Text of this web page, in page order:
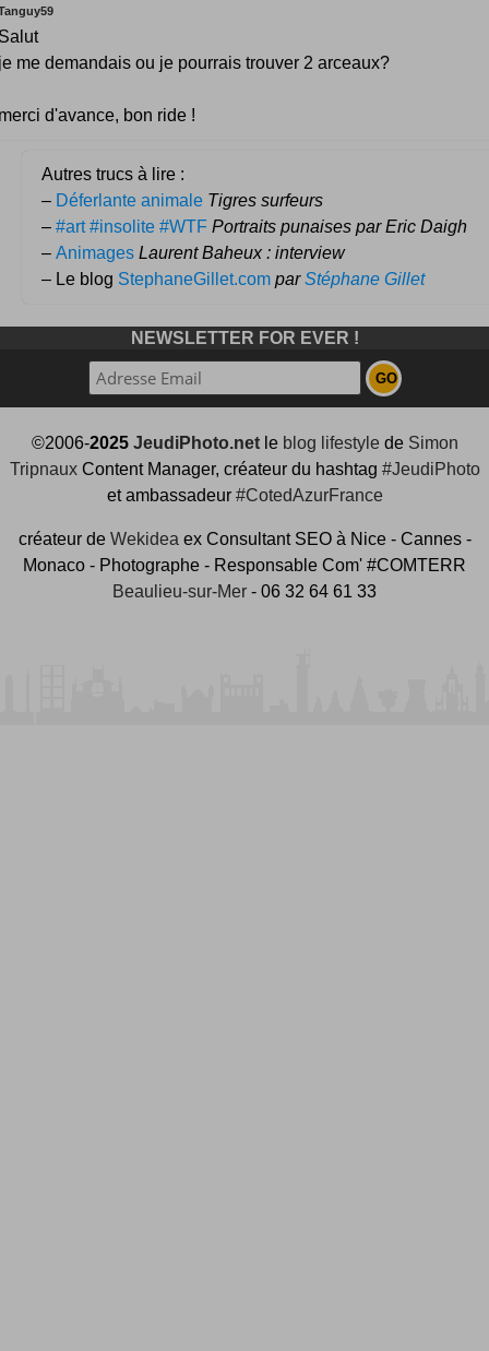
me demandais ou je pourrais trouver 2 arceaux?
d'avance, bon ride !
Autres trucs à lire :
– Déferlante animale Tigres surfeurs
– #art #insolite #WTF Portraits punaises par Eric Daigh
– Animages Laurent Baheux : interview
– Le blog StephaneGillet.com parStéphane Gillet
NEWSLETTER FOR EVER !
©2006-2025 JeudiPhoto.netle blog lifestylede Simon
TripnauxContent Manager, créateur du hashtag #JeudiPhoto
et ambassadeur #CotedAzurFrance
créateur de Wekidea ex Consultant SEO à Nice - Cannes -
Monaco - Photographe - Responsable Com' #COMTERR
Beaulieu-sur-Mer - 06 32 64 61 33